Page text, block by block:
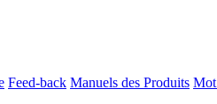
Feed-back Manuels des Produits